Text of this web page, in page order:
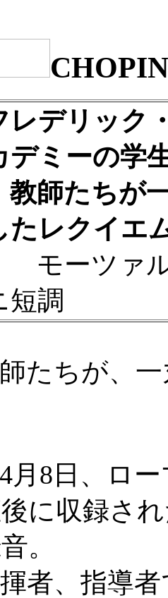
レデリック
デミーの学
師たちが
たレクイエ
ーツァル
短調
たちが、
月8日、ロ
に収録さ
。
者、指導者